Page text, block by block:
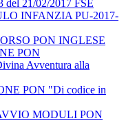
del 21/02/2017 FSE
INFANZIA PU-2017-
PON INGLESE
PON
Avventura alla
PON "Di codice in
MODULI PON